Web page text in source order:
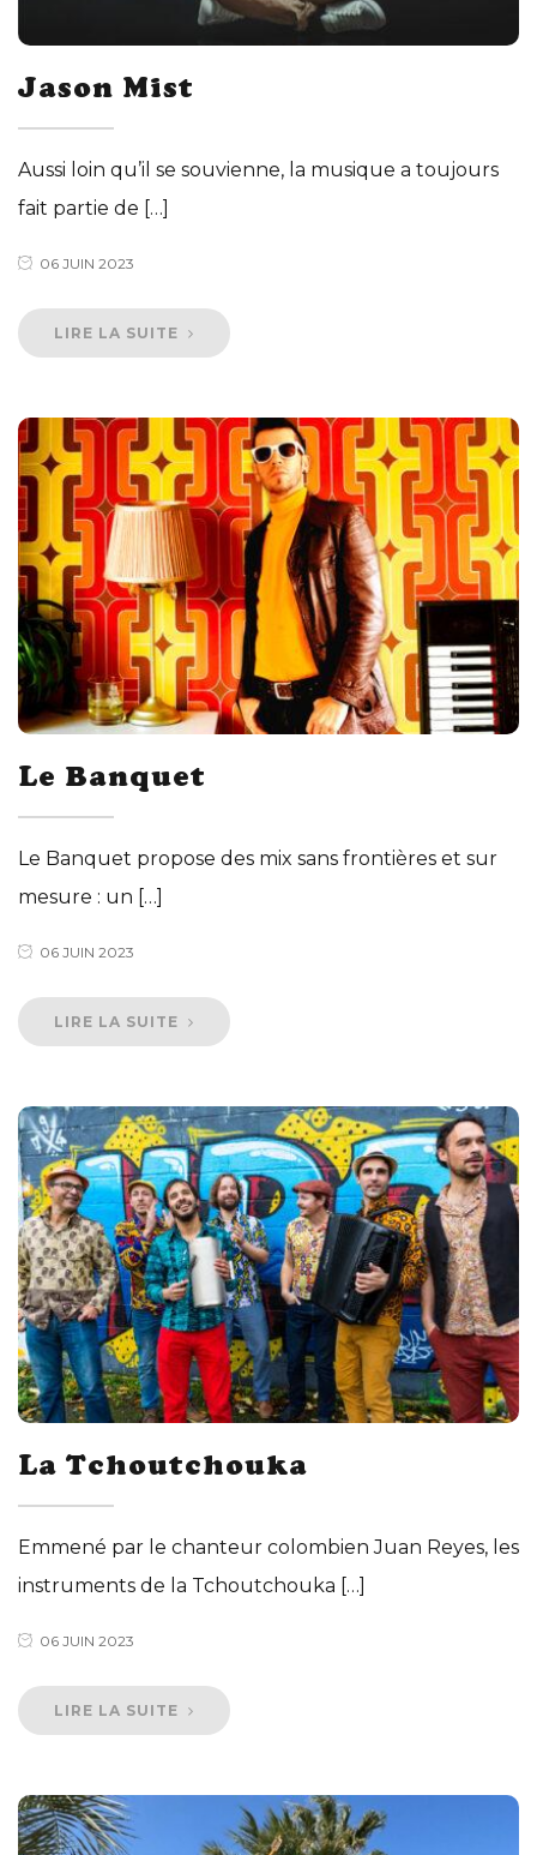
Jason Mist
Aussi loin qu’il se souvienne, la musique a toujours
fait partie de […]
06 JUIN 2023
LIRE LA SUITE
Le Banquet
Le Banquet propose des mix sans frontières et sur
mesure : un […]
06 JUIN 2023
LIRE LA SUITE
La Tchoutchouka
Emmené par le chanteur colombien Juan Reyes, les
instruments de la Tchoutchouka […]
06 JUIN 2023
LIRE LA SUITE